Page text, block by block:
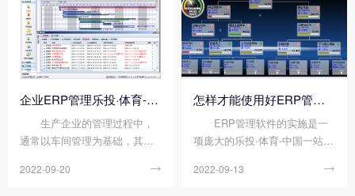
面顺景ERP软件小编来说说使
用ERP管控生产进度的...
产管理优势来对乐投·体育-中国
一站式服务平台功能进行定制
服务，最大程度的满足企业对
网络管理软...
企业ERP管理乐投·体育-中国一站式服务平台怎样做好车间管理?
生产企业的管理过程中，
通常以车间管理为基础，其中
派工、汇报等流程，几乎包含
2022-09-20 
怎样才能使用好ERP管理软件?
ERP管理软件的实施是一
项庞大的乐投·体育-中国一站式
原有基础上的改造与升华，是
2022-09-13 